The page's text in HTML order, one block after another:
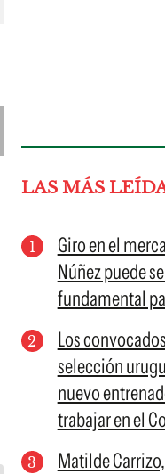
LAS MÁS
Giro en el
Núñez puede
fundamental
Los
selección
nuevo
trabajar en el
Matilde